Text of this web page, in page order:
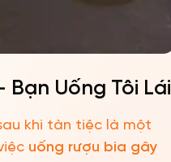
Uống Tôi Lái
khi tàn tiệc là một
uống rượu bia gây